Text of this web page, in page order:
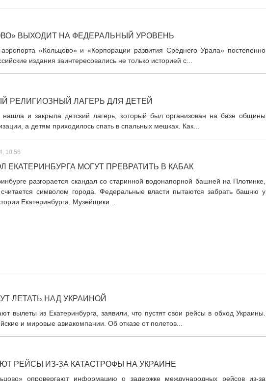
ВЫХОДИТ НА ФЕДЕРАЛЬНЫЙ УРОВЕНЬ
«Кольцово» и «Корпорации развития Среднего Урала» постепенно
издания заинтересовались не только историей с...
РЕЛИГИОЗНЫЙ ЛАГЕРЬ ДЛЯ ДЕТЕЙ
нашла и закрыла детский лагерь, который был организован на базе общины
а детям приходилось спать в спальных мешках. Как...
10:56
ЕКАТЕРИНБУРГА МОГУТ ПРЕВРАТИТЬ В КАБАК
разгорается скандал со старинной водонапорной башней на Плотинке,
считается символом города. Федеральные власти пытаются забрать башню у
Екатеринбурга. Музейщики...
ЛЕТАТЬ НАД УКРАИНОЙ
вылеты из Екатеринбурга, заявили, что пустят свои рейсы в обход Украины.
и мировые авиакомпании. Об отказе от полетов...
РЕЙСЫ ИЗ-ЗА КАТАСТРОФЫ НА УКРАИНЕ
опровергают информацию о задержке международных рейсов из-за